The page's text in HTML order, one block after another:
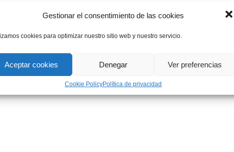
Gestionar el consentimiento de las cookies
cookies para optimizar nuestro sitio web y nuestro servicio.
Aceptar cookies Denegar Ver preferencias
Cookie PolicyPolítica de privacidad